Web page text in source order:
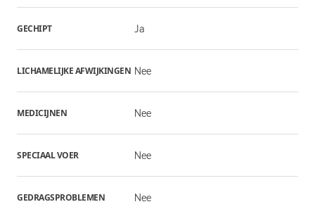
GECHIPT Ja
LICHAMELIJKE AFWIJKINGEN Nee
MEDICIJNEN Nee
SPECIAAL VOER Nee
GEDRAGSPROBLEMEN Nee